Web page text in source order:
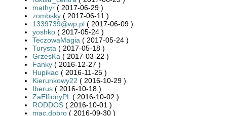
mathyr ( 2017-06-29 )
zombsky ( 2017-06-11 )
1339739@wp.pl ( 2017-06-09 )
yoshko ( 2017-05-24 )
TeczowaMagia ( 2017-05-24 )
Turysta ( 2017-05-18 )
GrzesKa ( 2017-03-22 )
Fanky ( 2016-12-27 )
Hupikao ( 2016-11-25 )
Kierunkowy22 ( 2016-10-29 )
Iberus ( 2016-10-18 )
ZaElfionyPL ( 2016-10-02 )
RODDOS ( 2016-10-01 )
mac.dobro ( 2016-09-30 )